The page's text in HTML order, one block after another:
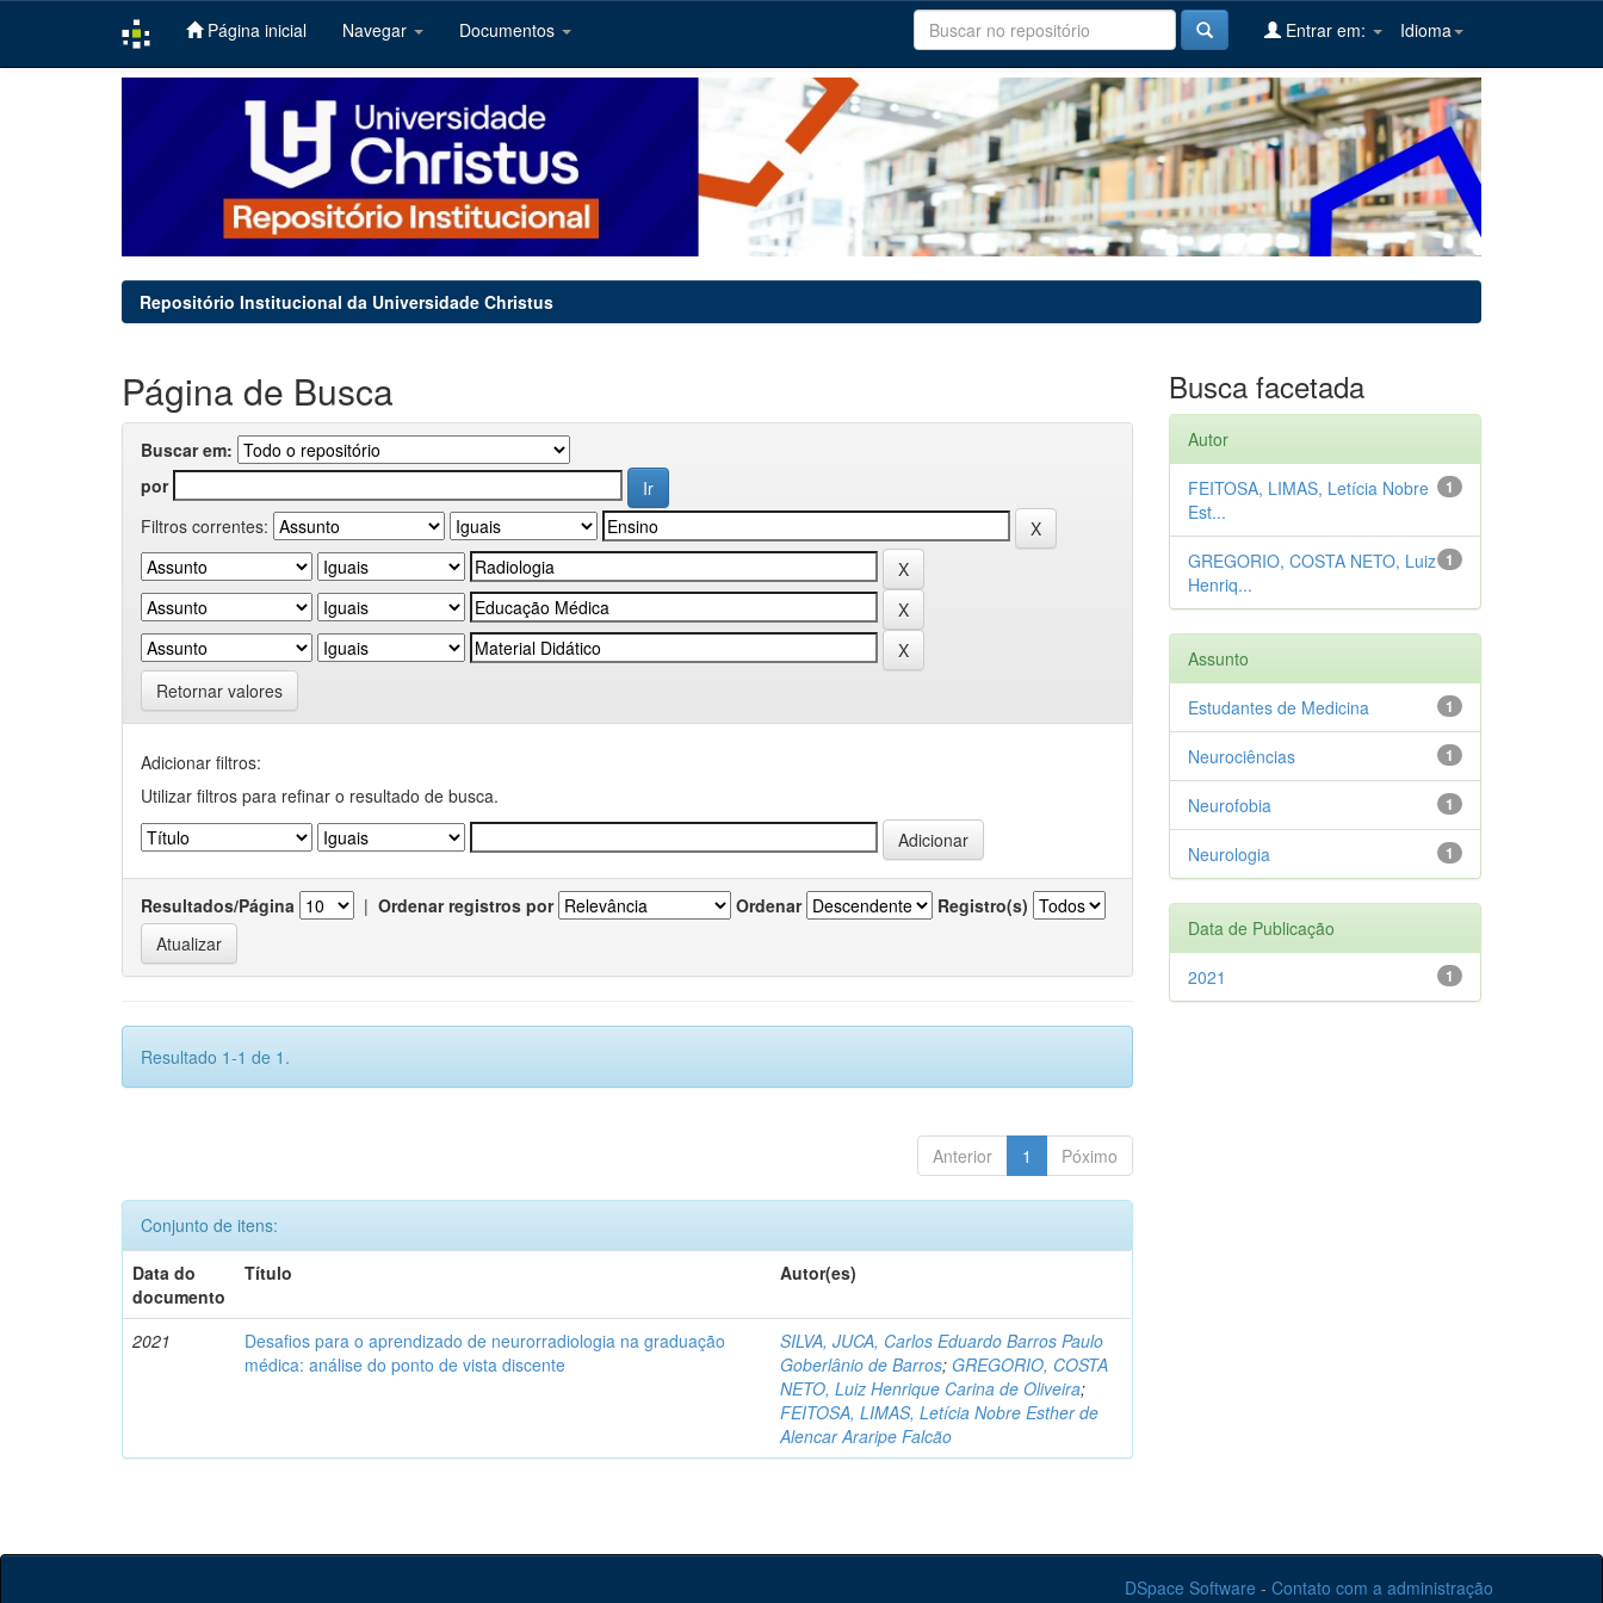
Página inicial Navegar Documentos Idioma
Entrar em:
Repositório Institucional da Universidade Christus
Página de Busca
Buscar em:
por
Filtros correntes:
Retornar valores
Adicionar filtros:
Utilizar filtros para refinar o resultado de busca.
Resultados/Página | Ordenar registros por Ordenar Registro(s)
Resultado 1-1 de 1.
Anterior 1 Póximo
Conjunto de itens:
Data do
documento
Título Autor(es)
2021
Desafios para o aprendizado de neurorradiologia na graduação
médica: análise do ponto de vista discente
SILVA, JUCA, Carlos Eduardo Barros Paulo
Goberlânio de Barros; GREGORIO, COSTA
NETO, Luiz Henrique Carina de Oliveira;
FEITOSA, LIMAS, Letícia Nobre Esther de
Alencar Araripe Falcão
Busca facetada
Autor
1
FEITOSA, LIMAS, Letícia Nobre
Est...
1
GREGORIO, COSTA NETO, Luiz
Henriq...
Assunto
1
Estudantes de Medicina
1
Neurociências
1
Neurofobia
1
Neurologia
Data de Publicação
1
2021
DSpace Software - Contato com a administração